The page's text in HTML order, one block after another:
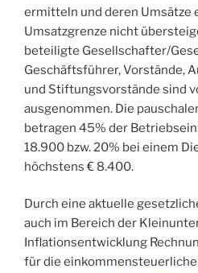
ermitteln und deren Umsätze
Umsatzgrenze nicht
beteiligte Gesellschafter/
Geschäftsführer, Vorstände,
und Stiftungsvorstände sind
ausgenommen. Die
betragen 45% der
18.900 bzw. 20% bei einem
höchstens € 8.400.
Durch eine aktuelle
auch im Bereich der
Inflationsentwicklung
für die